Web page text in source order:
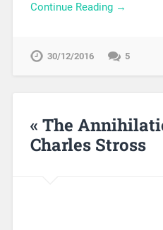
Continue Reading →
30/12/2016 5
« The
Charles Stross